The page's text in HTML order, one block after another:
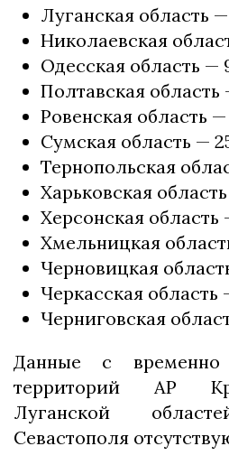
Луганская область
Николаевская
Одесская область —
Полтавская область
Ровенская область —
Сумская область —
Тернопольская
Харьковская
Херсонская область
Хмельницкая
Черновицкая
Черкасская область
Черниговская
Данные с временно
территорий АР
Луганской
Севастополя